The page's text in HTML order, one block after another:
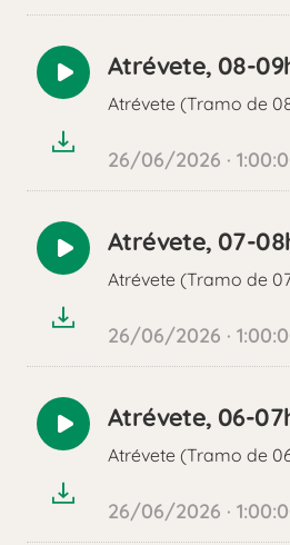
Reproducir
audio
Atrévete, 08-
Atrévete (Tramo de
26/06/2026 ·
Reproducir
audio
Atrévete, 07-
Atrévete (Tramo de
26/06/2026 ·
Reproducir
audio
Atrévete, 06-
Atrévete (Tramo de
26/06/2026 ·